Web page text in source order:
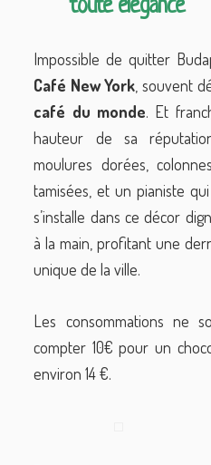
toute élégance
Impossible de quitter
Café New York , souvent
café du monde. Et
hauteur de sa
moulures dorées,
tamisées, et un pianiste
s’installe dans ce décor
à la main, profitant une
unique de la ville.
Les consommations ne
compter 10€ pour un
environ 14 €.